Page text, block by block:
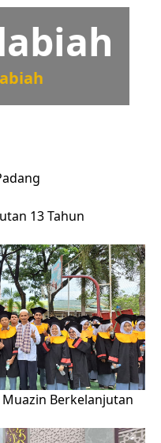
13 Tahun
Berkelanjutan